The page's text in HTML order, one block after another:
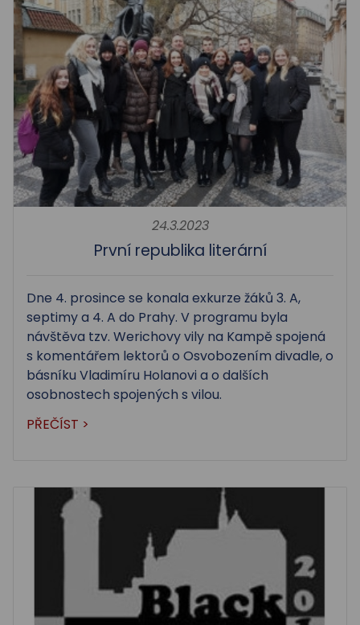
24.3.2023
První republika literární
Dne 4. prosince se konala exkurze žáků 3. A,
septimy a 4. A do Prahy. V programu byla
návštěva tzv. Werichovy vily na Kampě spojená
s komentářem lektorů o Osvobozením divadle, o
básníku Vladimíru Holanovi a o dalších
osobnostech spojených s vilou.
PŘEČÍST